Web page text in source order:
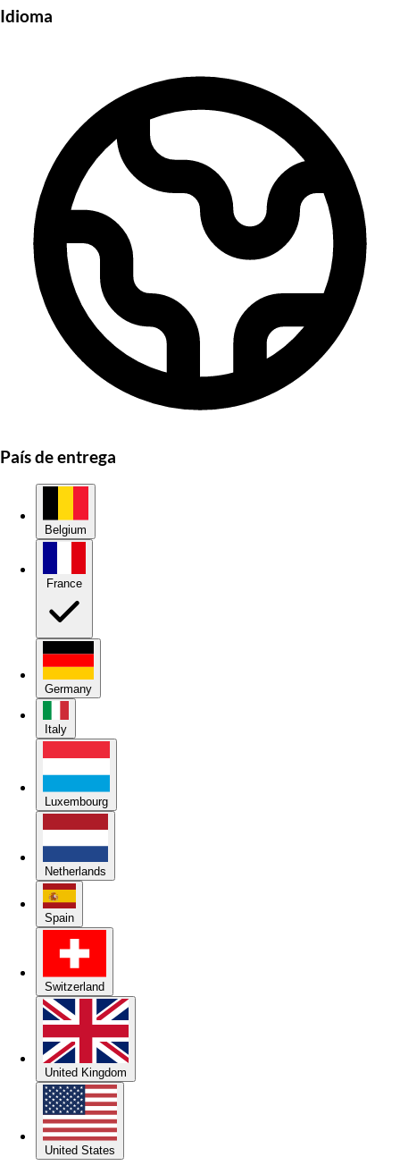
Idioma
País de entrega
Belgium
Germany
Italy
Luxembourg
Netherlands
Spain
Switzerland
United Kingdom
United States